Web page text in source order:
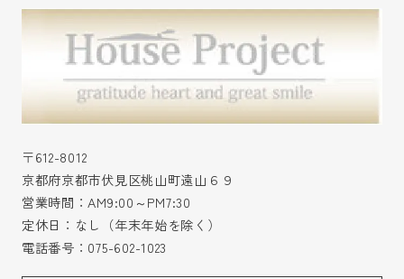
〒612-8012
京都府京都市伏見区桃山町遠山６９
営業時間：AM9:00～PM7:30
定休日：なし（年末年始を除く）
電話番号： 075-602-1023